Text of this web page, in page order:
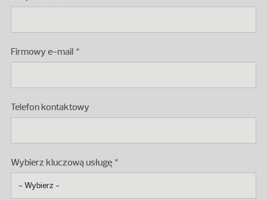
Firmowy e-mail
Telefon kontaktowy
Wybierz kluczową usługę